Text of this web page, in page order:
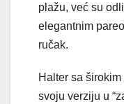
plažu, već su
elegantnim
ručak.
Halter sa
svoju verziju u